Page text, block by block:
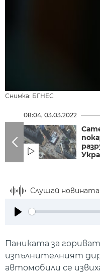
Снимка: БГНЕС
08:04, 03.03.2022
Слушай новината
Паниката за
изпълнителният
автомобили се